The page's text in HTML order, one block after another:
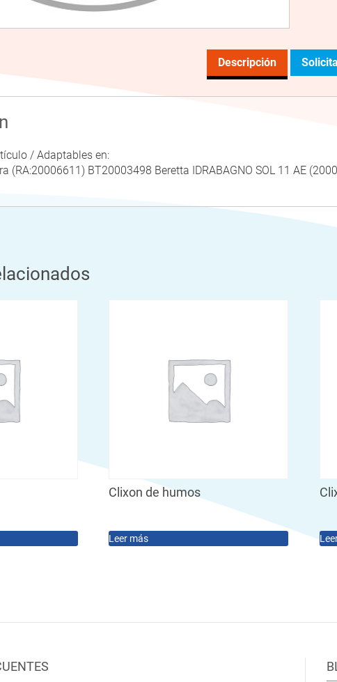
Descripción
/ Adaptables en:
(RA:20006611) BT20003498 Beretta IDRABAGNO SOL 11 AE
Clixon de humos
Leer más